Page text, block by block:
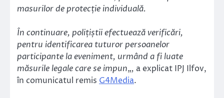
masurilor de protecție individuală.
În continuare, polițiștii efectuează verificări,
pentru identificarea tuturor persoanelor
participante la eveniment, urmând a fi luate
măsurile legale care se impun„, a explicat IPJ Ilfov,
în comunicatul remis G4Media.